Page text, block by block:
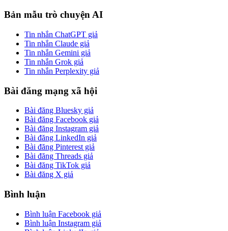
Bản mẫu trò chuyện AI
Tin nhắn ChatGPT giả
Tin nhắn Claude giả
Tin nhắn Gemini giả
Tin nhắn Grok giả
Tin nhắn Perplexity giả
Bài đăng mạng xã hội
Bài đăng Bluesky giả
Bài đăng Facebook giả
Bài đăng Instagram giả
Bài đăng LinkedIn giả
Bài đăng Pinterest giả
Bài đăng Threads giả
Bài đăng TikTok giả
Bài đăng X giả
Bình luận
Bình luận Facebook giả
Bình luận Instagram giả